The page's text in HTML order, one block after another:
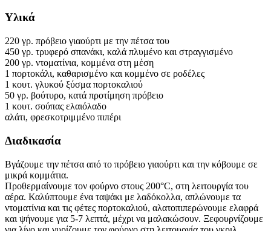
Υλικά
220 γρ. πρόβειο γιαούρτι με την πέτσα του
450 γρ. τρυφερό σπανάκι, καλά πλυμένο και στραγγισμένο
200 γρ. ντοματίνια, κομμένα στη μέση
1 πορτοκάλι, καθαρισμένο και κομμένο σε ροδέλες
1 κουτ. γλυκού ξύσμα πορτοκαλιού
50 γρ. βούτυρο, κατά προτίμηση πρόβειο
1 κουτ. σούπας ελαιόλαδο
αλάτι, φρεσκοτριμμένο πιπέρι
Διαδικασία
Βγάζουμε την πέτσα από το πρόβειο γιαούρτι και την κόβουμε σε
μικρά κομμάτια.
Προθερμαίνουμε τον φούρνο στους 200°C, στη λειτουργία του
αέρα. Καλύπτουμε ένα ταψάκι με λαδόκολλα, απλώνουμε τα
ντοματίνια και τις φέτες πορτοκαλιού, αλατοπιπερώνουμε ελαφρά
και ψήνουμε για 5-7 λεπτά, μέχρι να μαλακώσουν. Ξεφουρνίζουμε